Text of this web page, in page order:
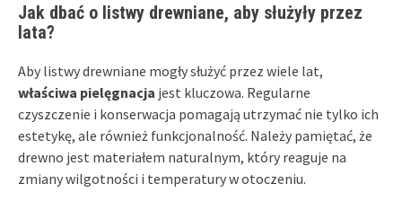
Jak dbać o listwy drewniane, aby służyły przez
lata?
Aby listwy drewniane mogły służyć przez wiele lat,
właściwa pielęgnacja jest kluczowa. Regularne
czyszczenie i konserwacja pomagają utrzymać nie tylko ich
estetykę, ale również funkcjonalność. Należy pamiętać, że
drewno jest materiałem naturalnym, który reaguje na
zmiany wilgotności i temperatury w otoczeniu.